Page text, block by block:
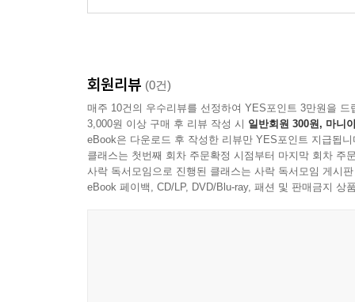
회원리뷰 (0건)
매주 10건의 우수리뷰를 선정하여 YES포인트 3만원을 드
3,000원 이상 구매 후 리뷰 작성 시 일반회원 300원, 마니
eBook은 다운로드 후 작성한 리뷰만 YES포인트 지급됩니
클래스는 첫번째 회차 주문확정 시점부터 마지막 회차 주
사락 독서모임으로 진행된 클래스는 사락 독서모임 게시
eBook 페이백, CD/LP, DVD/Blu-ray, 패션 및 판매금지 상